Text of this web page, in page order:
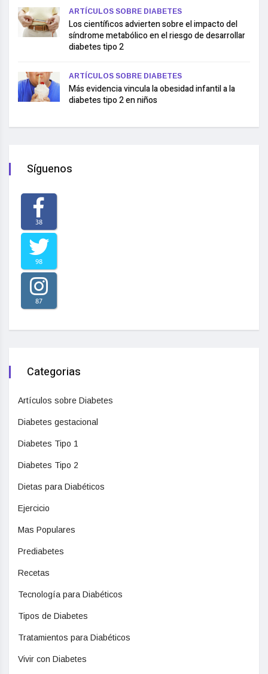
ARTÍCULOS SOBRE DIABETES
Los científicos advierten sobre el impacto del
síndrome metabólico en el riesgo de desarrollar
diabetes tipo 2
ARTÍCULOS SOBRE DIABETES
Más evidencia vincula la obesidad infantil a la
diabetes tipo 2 en niños
Síguenos
38
98
87
Categorias
Artículos sobre Diabetes
Diabetes gestacional
Diabetes Tipo 1
Diabetes Tipo 2
Dietas para Diabéticos
Ejercicio
Mas Populares
Prediabetes
Recetas
Tecnología para Diabéticos
Tipos de Diabetes
Tratamientos para Diabéticos
Vivir con Diabetes